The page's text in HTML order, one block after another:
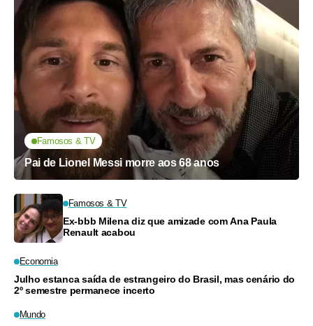
Famosos & TV
Pai de Lionel Messi morre aos 68 anos
Famosos & TV
Ex-bbb Milena diz que amizade com Ana Paula
Renault acabou
Economia
Julho estanca saída de estrangeiro do Brasil, mas cenário do
2º semestre permanece incerto
Mundo